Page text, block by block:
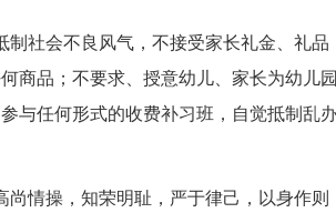
社会不良风气，不接受家长礼金、礼品
商品；不要求、授意幼儿、家长为幼儿
与任何形式的收费补习班，自觉抵制乱
情操，知荣明耻，严于律己，以身作则